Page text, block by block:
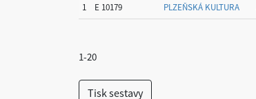
1
E 10179 PLZEŇSKÁ KULTURA
1-20